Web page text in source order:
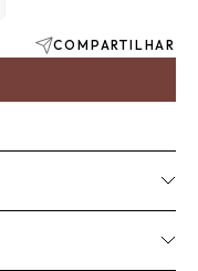
COMPARTILHAR